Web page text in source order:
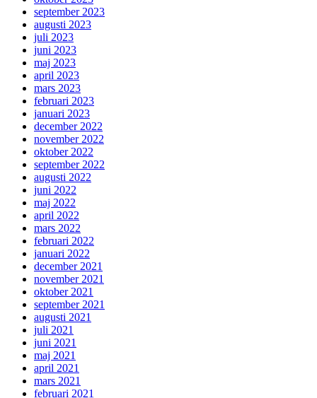
september 2023
augusti 2023
juli 2023
juni 2023
maj 2023
april 2023
mars 2023
februari 2023
januari 2023
december 2022
november 2022
oktober 2022
september 2022
augusti 2022
juni 2022
maj 2022
april 2022
mars 2022
februari 2022
januari 2022
december 2021
november 2021
oktober 2021
september 2021
augusti 2021
juli 2021
juni 2021
maj 2021
april 2021
mars 2021
februari 2021